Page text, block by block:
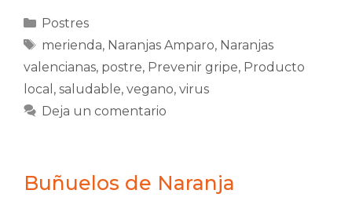
Categorías
Postres
Etiquetas
merienda, Naranjas Amparo, Naranjas
valencianas, postre, Prevenir gripe, Producto
local , saludable, vegano, virus
Deja un comentario
Buñuelos de Naranja